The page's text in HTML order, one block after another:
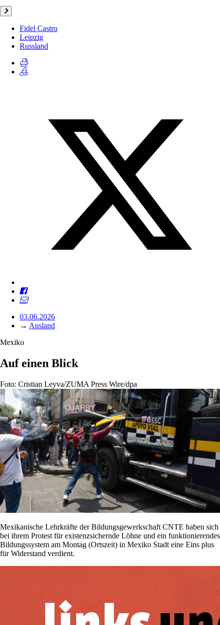
Fidel Castro
Leipzig
Russland
03.06.2026
→ Ausland
Mexiko
Auf einen Blick
Foto: Cristian Leyva/ZUMA Press Wire/dpa
Mexikanische Lehrkräfte der Bildungsgewerkschaft CNTE haben sich
bei ihrem Protest für existenzsichernde Löhne und ein funktionierendes
Bildungssystem am Montag (Ortszeit) in Mexiko Stadt eine Eins plus
für Widerstand verdient.